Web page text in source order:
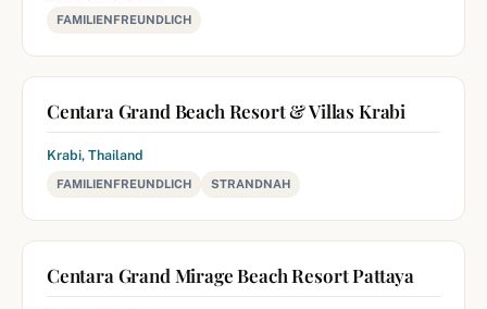
FAMILIENFREUNDLICH
Centara Grand Beach Resort & Villas Krabi
Krabi, Thailand
FAMILIENFREUNDLICH STRANDNAH
Centara Grand Mirage Beach Resort Pattaya